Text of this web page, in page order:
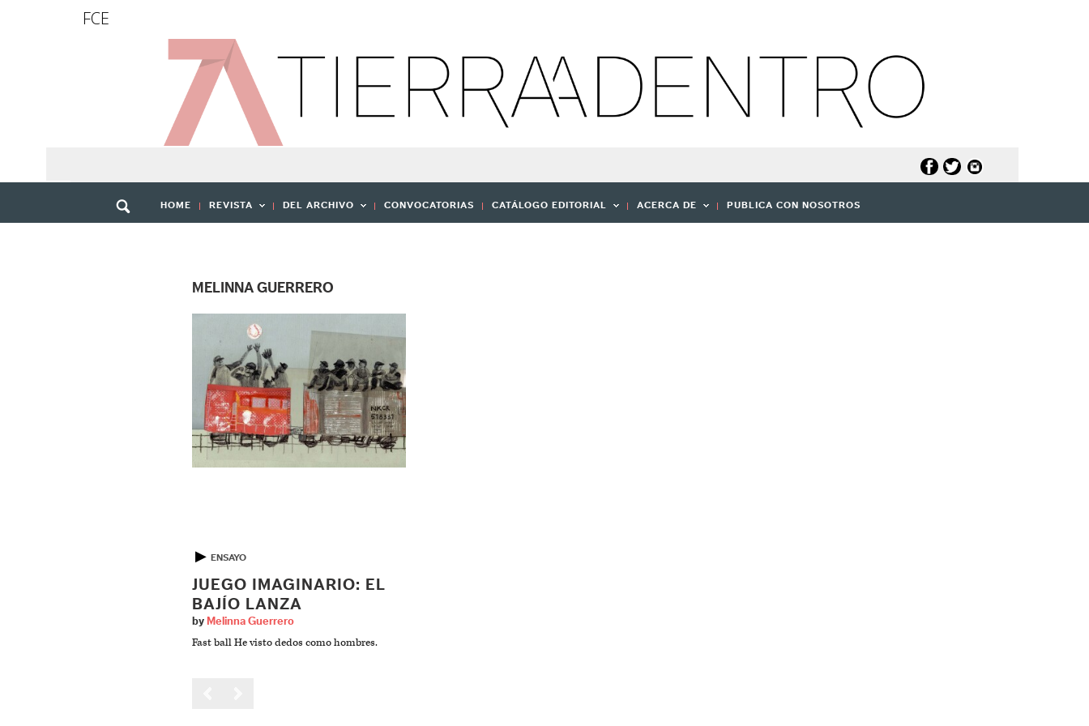
FCE
HOME REVISTA DEL ARCHIVO CONVOCATORIAS CATÁLOGO EDITORIAL ACERCA DE PUBLICA CON NOSOTROS
MELINNA GUERRERO
▶ ENSAYO
JUEGO IMAGINARIO: EL
BAJÍO LANZA
by Melinna Guerrero
Fast ball He visto dedos como hombres.